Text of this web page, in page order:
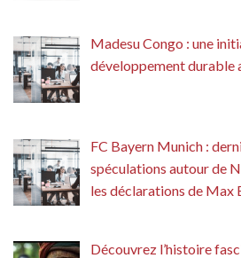
Madesu Congo : une
développement durable
FC Bayern Munich :
spéculations autour de
les déclarations de Max
Découvrez l’histoire